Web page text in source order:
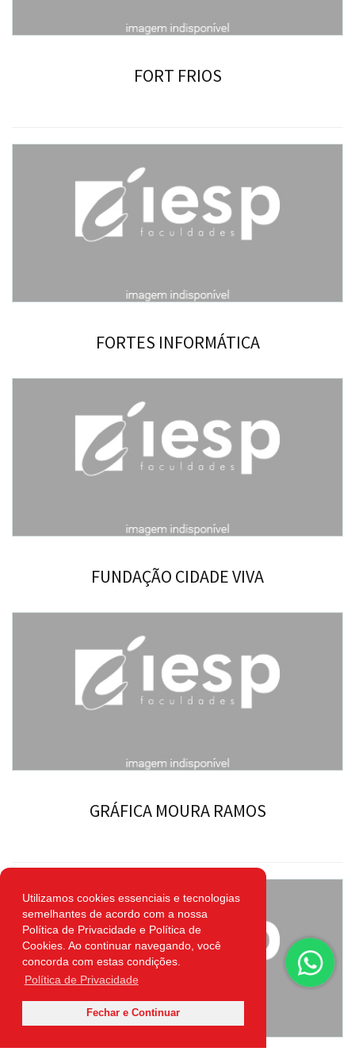
Utilizamos cookies essenciais e tecnologias
semelhantes de acordo com a nossa
Política de Privacidade e Política de
Cookies. Ao continuar navegando, você
concorda com estas condições.
Política de Privacidade
Fechar e Continuar
FORT FRIOS
FORTES INFORMÁTICA
FUNDAÇÃO CIDADE VIVA
GRÁFICA MOURA RAMOS